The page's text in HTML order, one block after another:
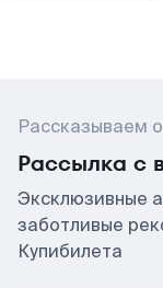
Рассказываем
Рассылка с
Эксклюзивные
заботливые
Купибилета